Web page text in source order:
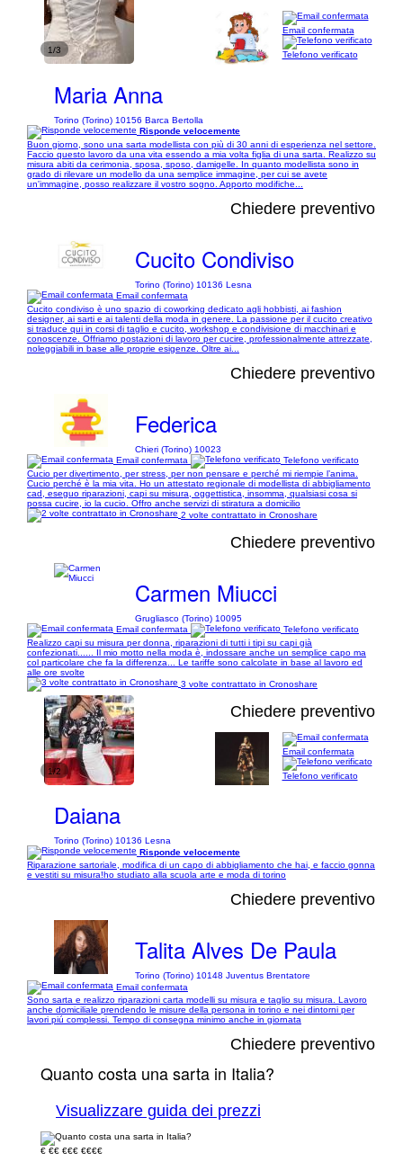
1/3
Maria Anna
Torino (Torino) 10156 Barca Bertolla
Email confermata
Telefono verificato
Risponde velocemente
Buon giorno, sono una sarta modellista con più di 30 anni di esperienza nel settore.
Faccio questo lavoro da una vita essendo a mia volta figlia di una sarta. Realizzo su
misura abiti da cerimonia, sposa, sposo, damigelle. In quanto modellista sono in
grado di rilevare un modello da una semplice immagine, per cui se avete
un'immagine, posso realizzare il vostro sogno. Apporto modifiche...
Chiedere preventivo
Cucito Condiviso
Torino (Torino) 10136 Lesna
Email confermata
Cucito condiviso è uno spazio di coworking dedicato agli hobbisti, ai fashion
designer, ai sarti e ai talenti della moda in genere. La passione per il cucito creativo
si traduce qui in corsi di taglio e cucito, workshop e condivisione di macchinari e
conoscenze. Offriamo postazioni di lavoro per cucire, professionalmente attrezzate,
noleggiabili in base alle proprie esigenze. Oltre ai...
Chiedere preventivo
Federica
Chieri (Torino) 10023
Email confermata
Telefono verificato
Cucio per divertimento, per stress, per non pensare e perché mi riempie l’anima.
Cucio perché è la mia vita. Ho un attestato regionale di modellista di abbigliamento
cad, eseguo riparazioni, capi su misura, oggettistica, insomma, qualsiasi cosa si
possa cucire, io la cucio. Offro anche servizi di stiratura a domicilio
2 volte contrattato in Cronoshare
Chiedere preventivo
Carmen Miucci
Grugliasco (Torino) 10095
Email confermata
Telefono verificato
Realizzo capi su misura per donna, riparazioni di tutti i tipi su capi già
confezionati...... Il mio motto nella moda è, indossare anche un semplice capo ma
col particolare che fa la differenza... Le tariffe sono calcolate in base al lavoro ed
alle ore svolte
3 volte contrattato in Cronoshare
1/2
Chiedere preventivo
Daiana
Torino (Torino) 10136 Lesna
Email confermata
Telefono verificato
Risponde velocemente
Riparazione sartoriale, modifica di un capo di abbigliamento che hai, e faccio gonna
e vestiti su misura!ho studiato alla scuola arte e moda di torino
Chiedere preventivo
Talita Alves De Paula
Torino (Torino) 10148 Juventus Brentatore
Email confermata
Sono sarta e realizzo riparazioni carta modelli su misura e taglio su misura. Lavoro
anche domiciliale prendendo le misure della persona in torino e nei dintorni per
lavori piú complessi. Tempo di consegna minimo anche in giornata
Chiedere preventivo
Quanto costa una sarta in Italia?
Visualizzare guida dei prezzi
€ €€ €€€ €€€€